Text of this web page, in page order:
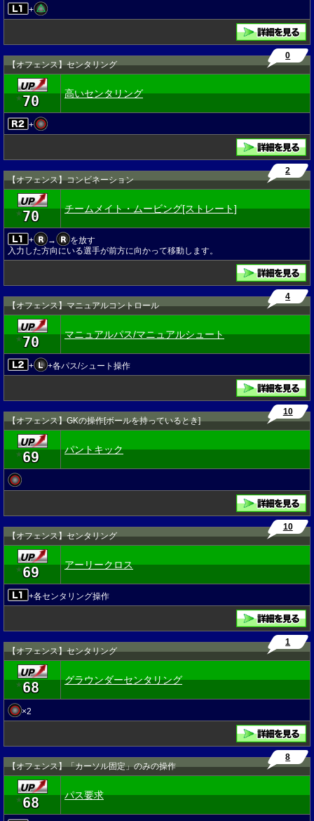
+
【オフェンス】センタリング
0
★70 高いセンタリング
+
【オフェンス】コンビネーション
2
★70 チームメイト・ムービング[ストレート]
+ →
を放す
入力した方向にいる選手が前方に向かって移動します。
【オフェンス】マニュアルコントロール
4
★70 マニュアルパス/マニュアルシュート
+ +各パス/シュート操作
【オフェンス】GKの操作[ボールを持っているとき]
10
★69 パントキック
【オフェンス】センタリング
10
★69 アーリークロス
+各センタリング操作
【オフェンス】センタリング
1
★68 グラウンダーセンタリング
×2
【オフェンス】「カーソル固定」のみの操作
8
★68 パス要求